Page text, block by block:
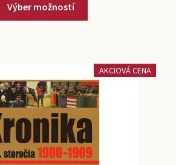
Výber možností
AKCIOVÁ CENA